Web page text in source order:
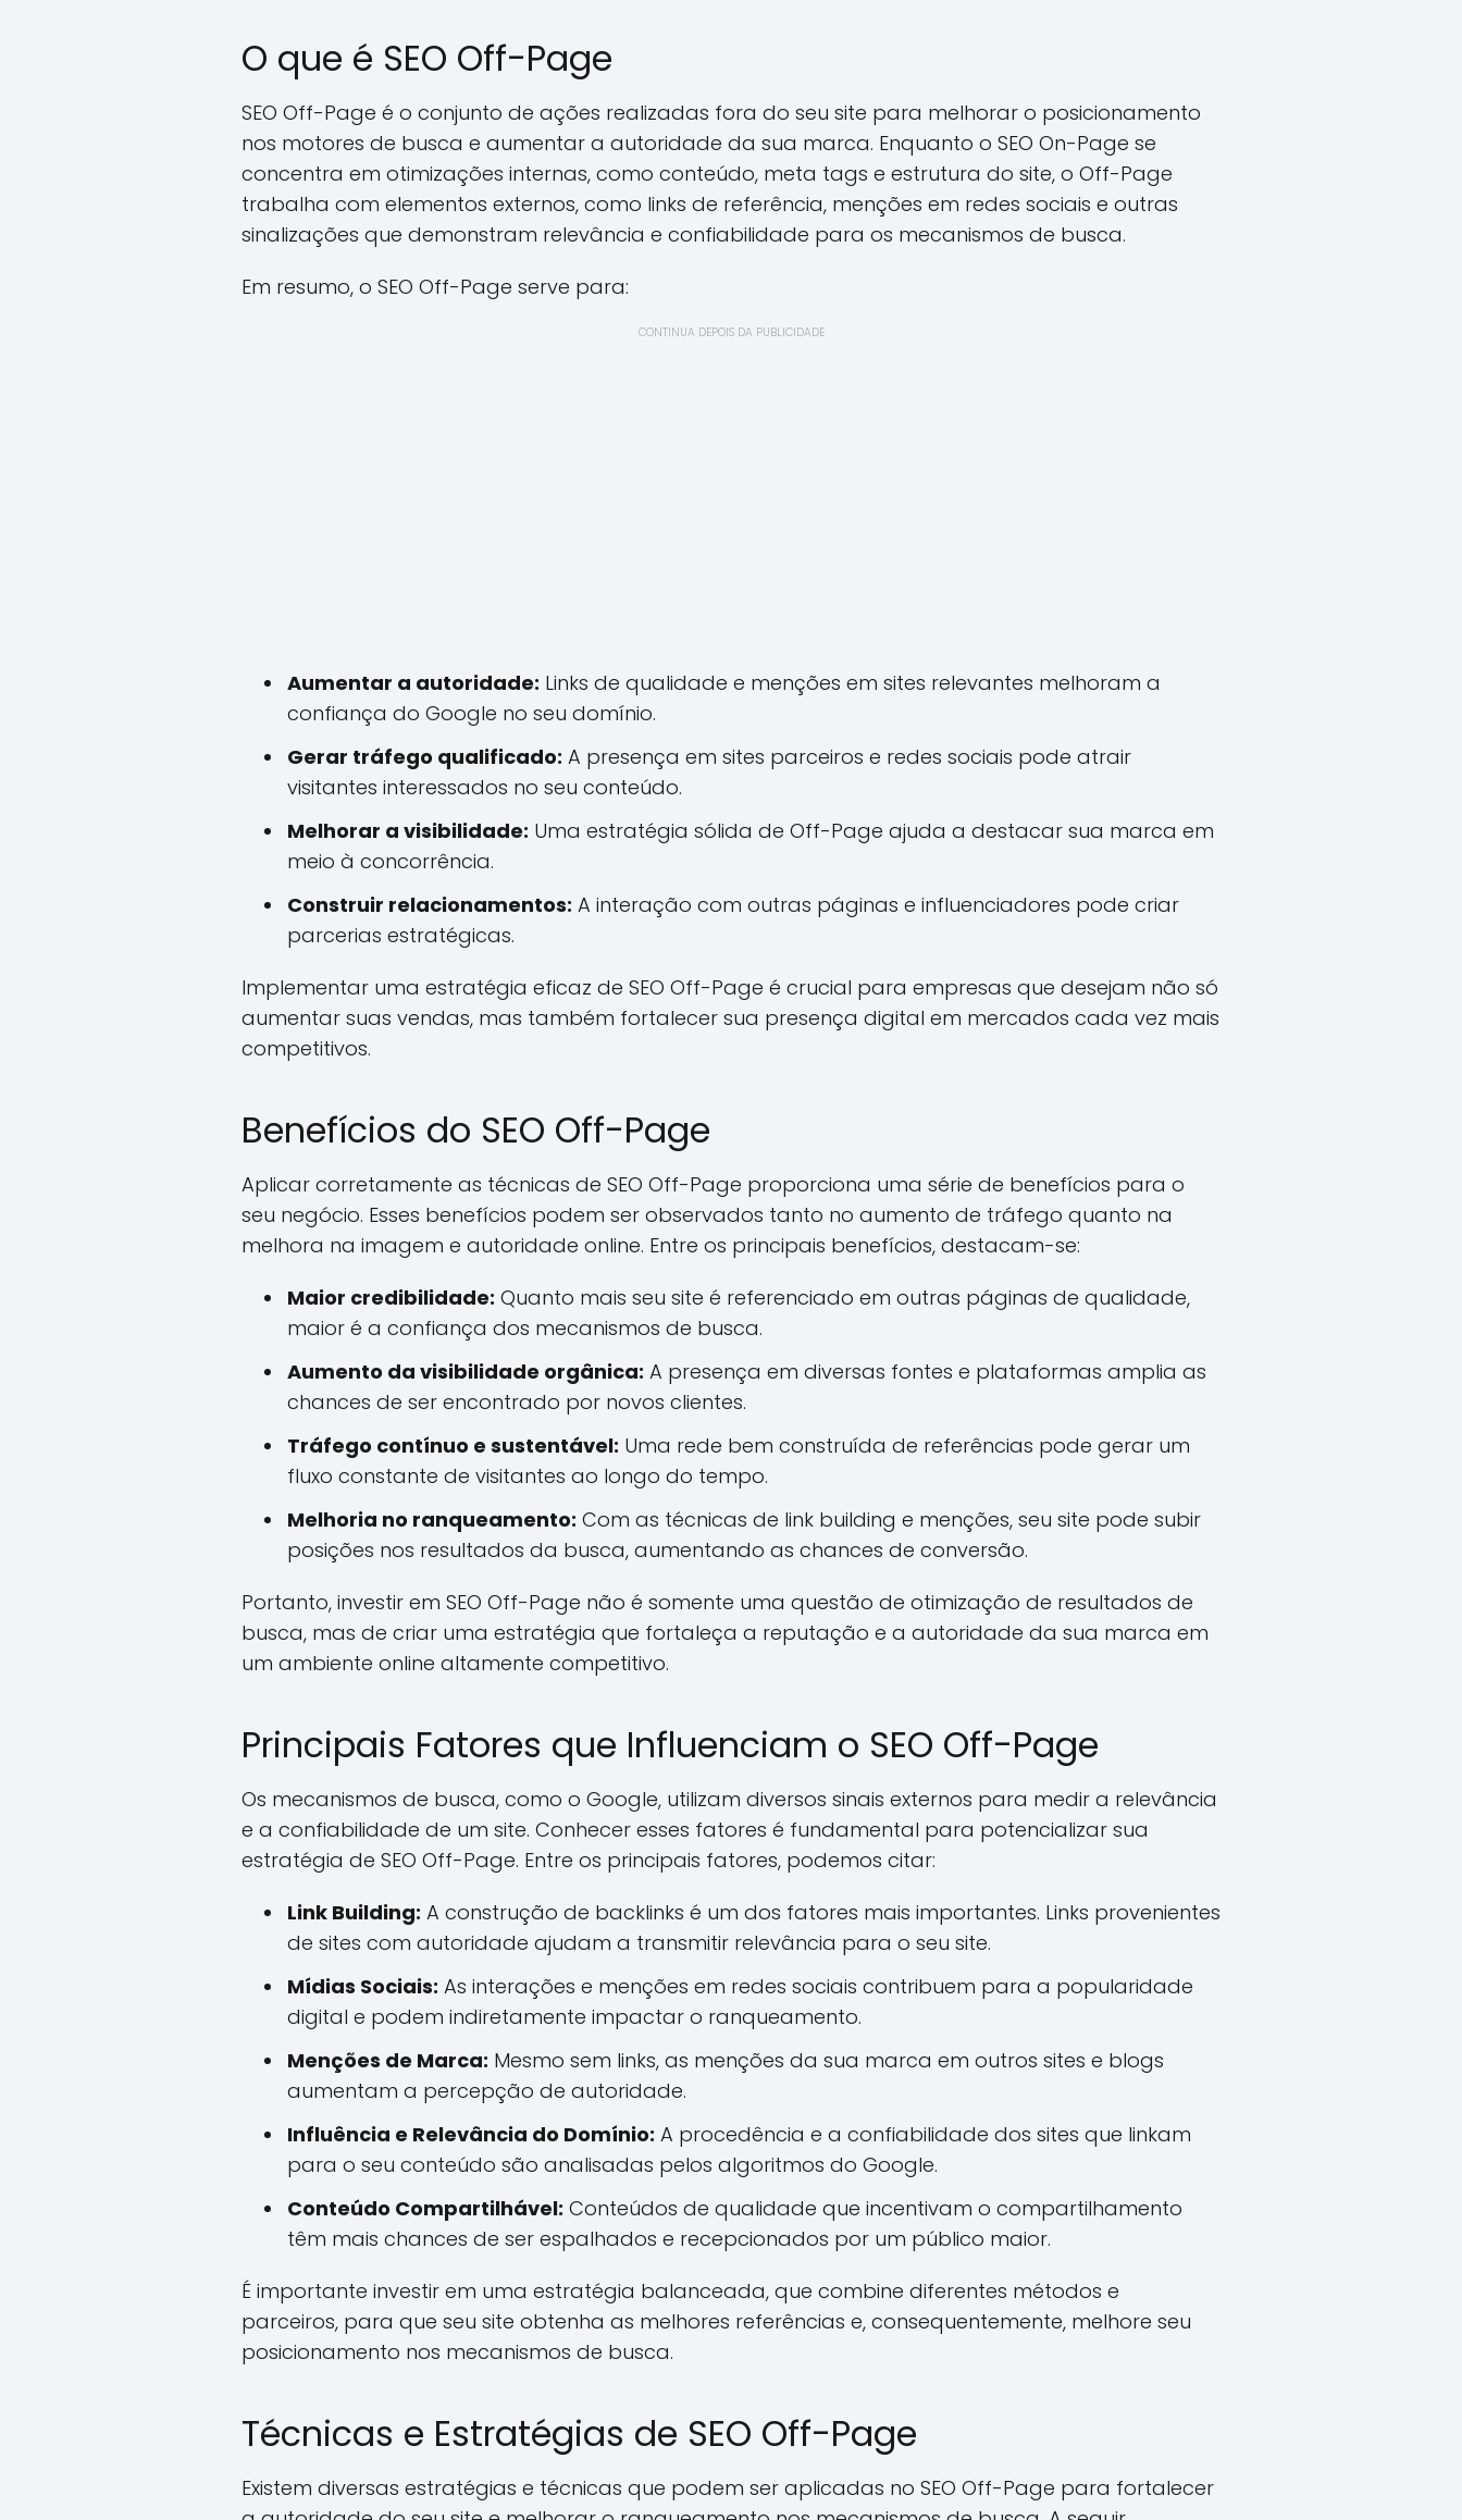
O que é SEO Off-Page
SEO Off-Page é o conjunto de ações realizadas fora do seu site para melhorar o posicionamento
nos motores de busca e aumentar a autoridade da sua marca. Enquanto o SEO On-Page se
concentra em otimizações internas, como conteúdo, meta tags e estrutura do site, o Off-Page
trabalha com elementos externos, como links de referência, menções em redes sociais e outras
sinalizações que demonstram relevância e confiabilidade para os mecanismos de busca.
Em resumo, o SEO Off-Page serve para:
CONTINUA DEPOIS DA PUBLICIDADE
Aumentar a autoridade: Links de qualidade e menções em sites relevantes melhoram a
confiança do Google no seu domínio.
Gerar tráfego qualificado: A presença em sites parceiros e redes sociais pode atrair
visitantes interessados no seu conteúdo.
Melhorar a visibilidade: Uma estratégia sólida de Off-Page ajuda a destacar sua marca em
meio à concorrência.
Construir relacionamentos: A interação com outras páginas e influenciadores pode criar
parcerias estratégicas.
Implementar uma estratégia eficaz de SEO Off-Page é crucial para empresas que desejam não só
aumentar suas vendas, mas também fortalecer sua presença digital em mercados cada vez mais
competitivos.
Benefícios do SEO Off-Page
Aplicar corretamente as técnicas de SEO Off-Page proporciona uma série de benefícios para o
seu negócio. Esses benefícios podem ser observados tanto no aumento de tráfego quanto na
melhora na imagem e autoridade online. Entre os principais benefícios, destacam-se:
Maior credibilidade: Quanto mais seu site é referenciado em outras páginas de qualidade,
maior é a confiança dos mecanismos de busca.
Aumento da visibilidade orgânica: A presença em diversas fontes e plataformas amplia as
chances de ser encontrado por novos clientes.
Tráfego contínuo e sustentável: Uma rede bem construída de referências pode gerar um
fluxo constante de visitantes ao longo do tempo.
Melhoria no ranqueamento: Com as técnicas de link building e menções, seu site pode subir
posições nos resultados da busca, aumentando as chances de conversão.
Portanto, investir em SEO Off-Page não é somente uma questão de otimização de resultados de
busca, mas de criar uma estratégia que fortaleça a reputação e a autoridade da sua marca em
um ambiente online altamente competitivo.
Principais Fatores que Influenciam o SEO Off-Page
Os mecanismos de busca, como o Google, utilizam diversos sinais externos para medir a relevância
e a confiabilidade de um site. Conhecer esses fatores é fundamental para potencializar sua
estratégia de SEO Off-Page. Entre os principais fatores, podemos citar:
Link Building: A construção de backlinks é um dos fatores mais importantes. Links provenientes
de sites com autoridade ajudam a transmitir relevância para o seu site.
Mídias Sociais: As interações e menções em redes sociais contribuem para a popularidade
digital e podem indiretamente impactar o ranqueamento.
Menções de Marca: Mesmo sem links, as menções da sua marca em outros sites e blogs
aumentam a percepção de autoridade.
Influência e Relevância do Domínio: A procedência e a confiabilidade dos sites que linkam
para o seu conteúdo são analisadas pelos algoritmos do Google.
Conteúdo Compartilhável: Conteúdos de qualidade que incentivam o compartilhamento
têm mais chances de ser espalhados e recepcionados por um público maior.
É importante investir em uma estratégia balanceada, que combine diferentes métodos e
parceiros, para que seu site obtenha as melhores referências e, consequentemente, melhore seu
posicionamento nos mecanismos de busca.
Técnicas e Estratégias de SEO Off-Page
Existem diversas estratégias e técnicas que podem ser aplicadas no SEO Off-Page para fortalecer